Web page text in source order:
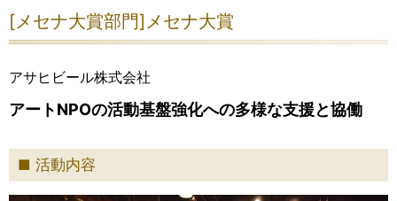
[メセナ大賞部門]メセナ大賞
アサヒビール株式会社
アートNPOの活動基盤強化への多様な支援と協働
活動内容